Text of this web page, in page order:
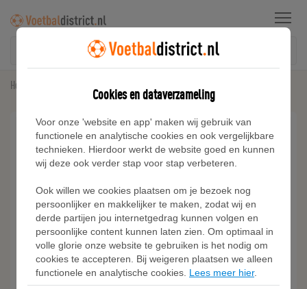
Menu
Home
Cookies en dataverzameling
Voor onze 'website en app' maken wij gebruik van
functionele en analytische cookies en ook vergelijkbare
technieken. Hierdoor werkt de website goed en kunnen
wij deze ook verder stap voor stap verbeteren.
Ook willen we cookies plaatsen om je bezoek nog
persoonlijker en makkelijker te maken, zodat wij en
derde partijen jou internetgedrag kunnen volgen en
persoonlijke content kunnen laten zien. Om optimaal in
volle glorie onze website te gebruiken is het nodig om
cookies te accepteren. Bij weigeren plaatsen we alleen
functionele en analytische cookies. Lees meer hier.